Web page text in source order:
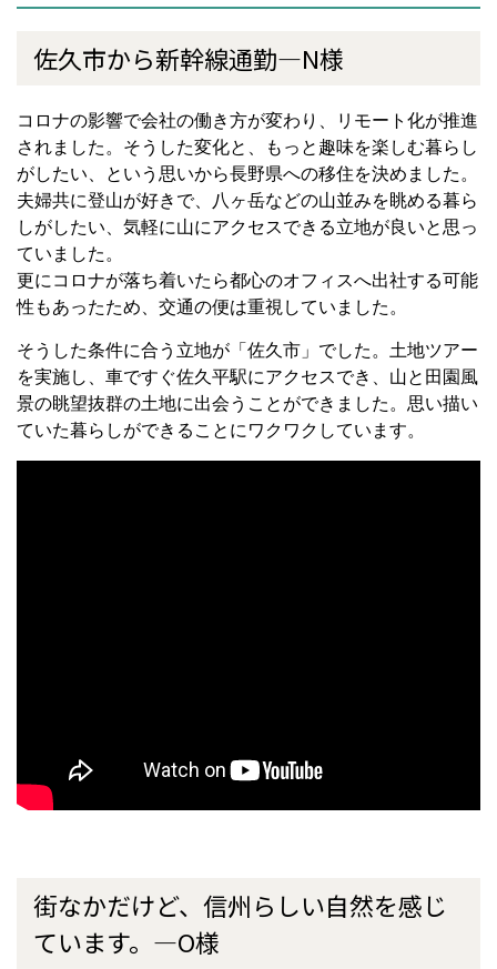
佐久市から新幹線通勤―N様
コロナの影響で会社の働き方が変わり、リモート化が推進
されました。そうした変化と、もっと趣味を楽しむ暮らし
がしたい、という思いから長野県への移住を決めました。
夫婦共に登山が好きで、八ヶ岳などの山並みを眺める暮ら
しがしたい、気軽に山にアクセスできる立地が良いと思っ
ていました。
更にコロナが落ち着いたら都心のオフィスへ出社する可能
性もあったため、交通の便は重視していました。
そうした条件に合う立地が「佐久市」でした。土地ツアー
を実施し、車ですぐ佐久平駅にアクセスでき、山と田園風
景の眺望抜群の土地に出会うことができました。思い描い
ていた暮らしができることにワクワクしています。
街なかだけど、信州らしい自然を感じ
ています。―O様